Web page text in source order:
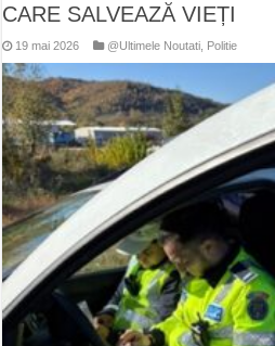
CARE SALVEAZĂ VIEȚI
19 mai 2026 @Ultimele Noutati Politie